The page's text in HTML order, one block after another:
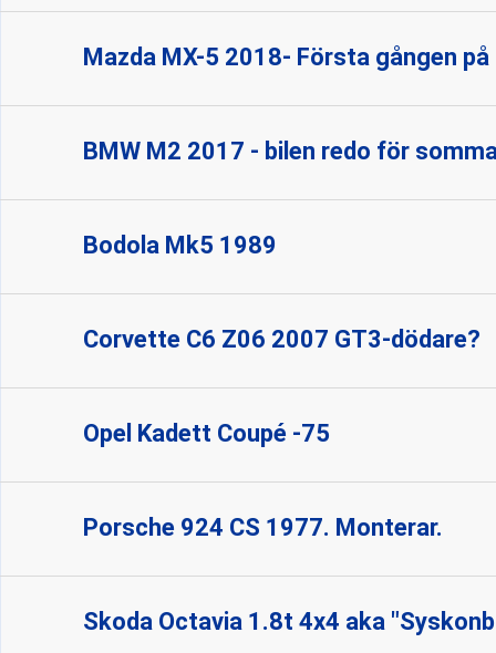
Mazda MX-5 2018- Första gången på
BMW M2 2017 - bilen redo för
Bodola Mk5 1989
Corvette C6 Z06 2007 GT3-dödare?
Opel Kadett Coupé -75
Porsche 924 CS 1977. Monterar.
Skoda Octavia 1.8t 4x4 aka